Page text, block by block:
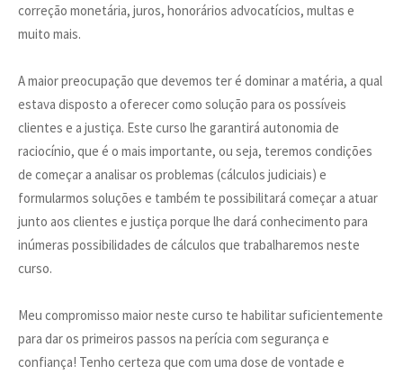
correção monetária, juros, honorários advocatícios, multas e
muito mais.
A maior preocupação que devemos ter é dominar a matéria, a qual
estava disposto a oferecer como solução para os possíveis
clientes e a justiça. Este curso lhe garantirá autonomia de
raciocínio, que é o mais importante, ou seja, teremos condições
de começar a analisar os problemas (cálculos judiciais) e
formularmos soluções e também te possibilitará começar a atuar
junto aos clientes e justiça porque lhe dará conhecimento para
inúmeras possibilidades de cálculos que trabalharemos neste
curso.
Meu compromisso maior neste curso te habilitar suficientemente
para dar os primeiros passos na perícia com segurança e
confiança! Tenho certeza que com uma dose de vontade e